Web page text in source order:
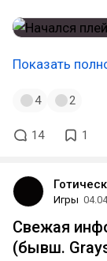
Показать
4 2
14 1
Игры
Свежая
(бывш.